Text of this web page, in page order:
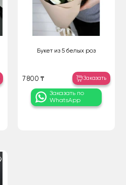
Букет из 5 белых роз
7 800 ₸ Заказать
Заказать по
WhatsApp